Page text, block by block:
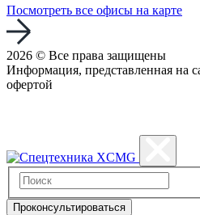
Посмотреть все офисы на карте
2026 © Все права защищены
Информация, представленная на
офертой
Проконсультироваться